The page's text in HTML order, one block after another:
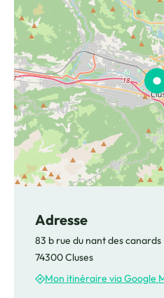
Adresse
83 b rue du nant des canards
74300 Cluses
Mon itinéraire via Google